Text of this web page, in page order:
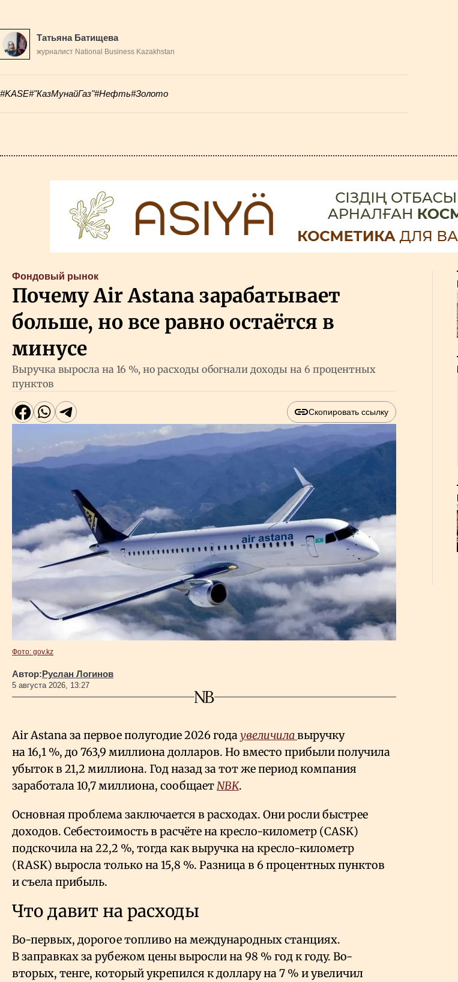
Татьяна Батищева
журналист National Business Kazakhstan
#KASE#"КазМунайГаз"#Нефть#Золото
Фондовый рынок
Почему Air Astana зарабатывает
больше, но все равно остаётся в
минусе
Выручка выросла на 16 %, но расходы обогнали доходы на 6 процентных
пунктов
Скопировать ссылку
Фото: gov.kz
Автор:Руслан Логинов
5 августа 2026, 13:27
Air Astana за первое полугодие 2026 годаувеличилавыручку
на 16,1 %, до 763,9 миллиона долларов. Но вместо прибыли получила
убыток в 21,2 миллиона. Год назад за тот же период компания
заработала 10,7 миллиона, сообщаетNBK.
Основная проблема заключается в расходах. Они росли быстрее
доходов. Себестоимость в расчёте на кресло-километр (CASK)
подскочила на 22,2 %, тогда как выручка на кресло-километр
(RASK) выросла только на 15,8 %. Разница в 6 процентных пунктов
и съела прибыль.
Что давит на расходы
Во-первых, дорогое топливо на международных станциях.
В заправках за рубежом цены выросли на 98 % год к году. Во-
вторых, тенге, который укрепился к доллару на 7 % и увеличил